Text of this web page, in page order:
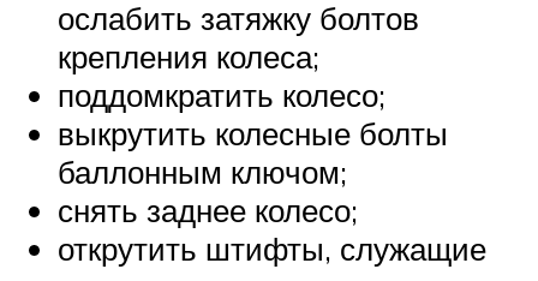
ослабить затяжку болтов
крепления колеса;
поддомкратить колесо;
выкрутить колесные болты
баллонным ключом;
снять заднее колесо;
открутить штифты, служащие